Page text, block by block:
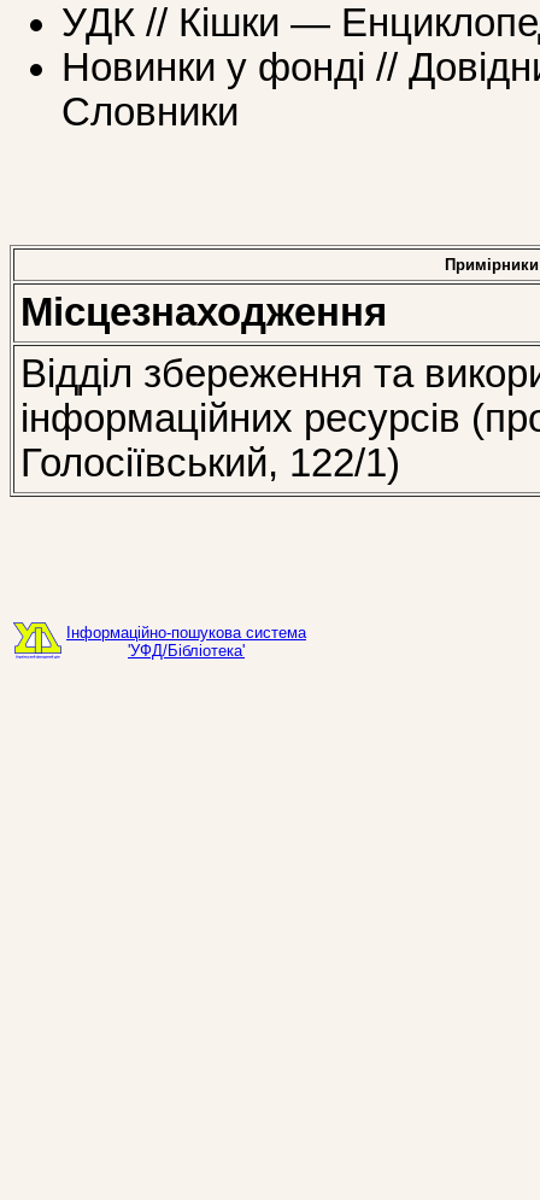
УДК // Кішки —
Новинки у фонді //
Словники
Примірники
Місцезнаходження
Відділ збереження та
інформаційних ресурсів
Голосіївський, 122/1)
Інформаційно-пошукова система
'УФД/Бібліотека'